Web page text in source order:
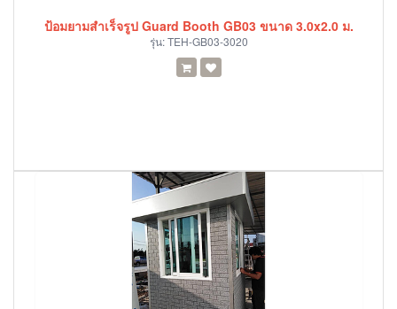
ป้อมยามสำเร็จรูป Guard Booth GB03 ขนาด 3.0x2.0 ม.
รุ่น:TEH-GB03-3020